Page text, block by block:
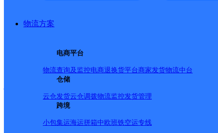
物流方案
电商平台
物流查询及监控电商退换货平台商家发货物流中台
仓储
云仓发货云仓调拨物流监控发货管理
跨境
小包集运海运拼箱中欧班铁空运专线
国内(205) 圆通速递(69)
韵达速递,鲤城区,泉州市,
福建泉州公司西街便利
韵达速递 更多号码